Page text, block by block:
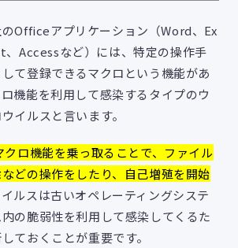
Officeアプリケーション（Word、Ex
Accessなど）には、特定の操作手
て登録できるマクロという機能があ
機能を利用して感染するタイプのウ
イルスと言います。
クロ機能を乗っ取ることで、ファイル
どの操作をしたり、自己増殖を開始
ルスは古いオペレーティングシステ
の脆弱性を利用して感染してくるた
ておくことが重要です。